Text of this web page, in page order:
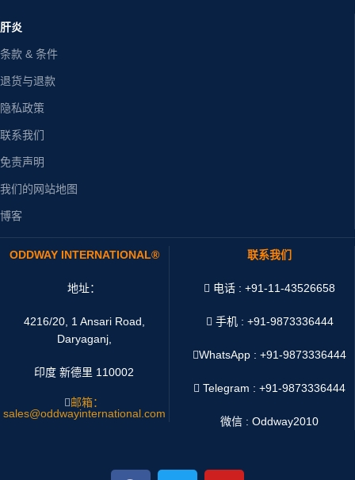
肝炎
条款 & 条件
退货与退款
隐私政策
联系我们
免责声明
我们的网站地图
博客
ODDWAY INTERNATIONAL®
地址：
4216/20, 1 Ansari Road,
Daryaganj,
印度 新德里 110002
邮箱：
sales@oddwayinternational.com
联系我们
电话 : +91-11-43526658
手机 : +91-9873336444
WhatsApp :+91-9873336444
Telegram : +91-9873336444
微信 : Oddway2010